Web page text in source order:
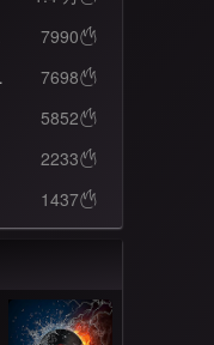
7990
7698
5852
2233
1437